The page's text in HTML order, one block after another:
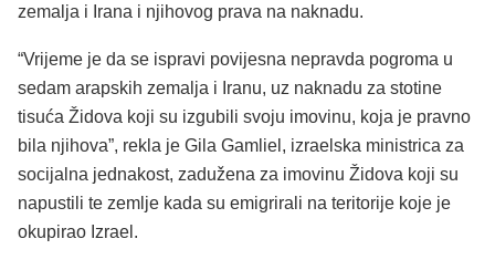
zemalja i Irana i njihovog prava na naknadu.
“Vrijeme je da se ispravi povijesna nepravda pogroma u
sedam arapskih zemalja i Iranu, uz naknadu za stotine
tisuća Židova koji su izgubili svoju imovinu, koja je pravno
bila njihova”, rekla je Gila Gamliel, izraelska ministrica za
socijalna jednakost, zadužena za imovinu Židova koji su
napustili te zemlje kada su emigrirali na teritorije koje je
okupirao Izrael.